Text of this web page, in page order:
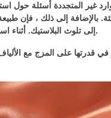
غير المتجددة أسئلة حول
بالإضافة إلى ذلك ، فإن
إلى تلوث البلاستيك. أثناء استكشاف صناعة النسيج ، يعد فهم تحديات الاستدامة أمرًا بالغ الأهمية لاتخاذ خيارات مستنيرة.
قدرتها على المزج مع